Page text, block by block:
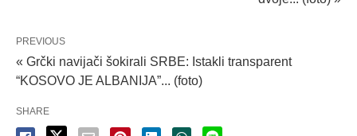
PREVIOUS
« Grčki navijači šokirali SRBE: Istakli transparent
“KOSOVO JE ALBANIJA”... (foto)
SHARE